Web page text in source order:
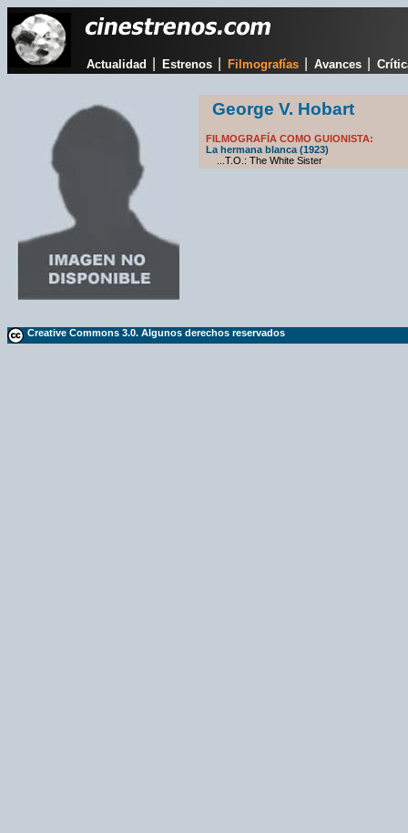
Actualidad Estrenos Filmografías Avances
George V. Hobart
FILMOGRAFÍA COMO GUIONISTA:
La hermana blanca (1923)
...T.O.: The White Sister
Creative Commons 3.0. Algunos derechos reservados